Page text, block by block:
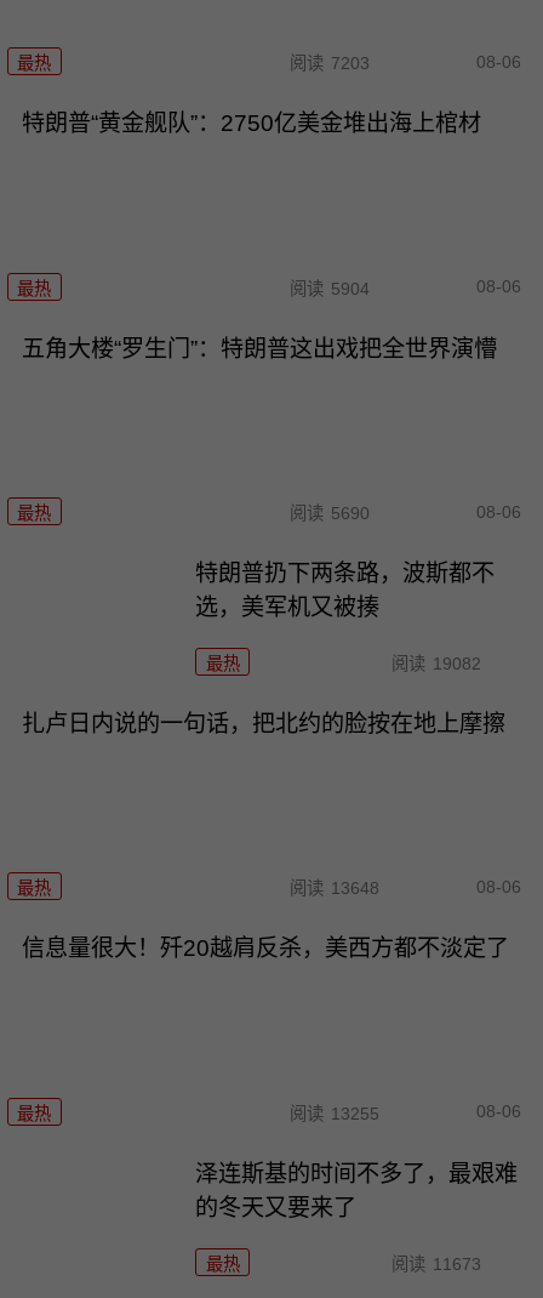
最热 阅读 7203 08-06
特朗普“黄金舰队”：2750亿美金堆出海上棺材
最热 阅读 5904 08-06
五角大楼“罗生门”：特朗普这出戏把全世界演懵
最热 阅读 5690 08-06
特朗普扔下两条路，波斯都不
选，美军机又被揍
最热 阅读 19082
扎卢日内说的一句话，把北约的脸按在地上摩擦
最热 阅读 13648 08-06
信息量很大！歼20越肩反杀，美西方都不淡定了
最热 阅读 13255 08-06
泽连斯基的时间不多了，最艰难
的冬天又要来了
最热 阅读 11673